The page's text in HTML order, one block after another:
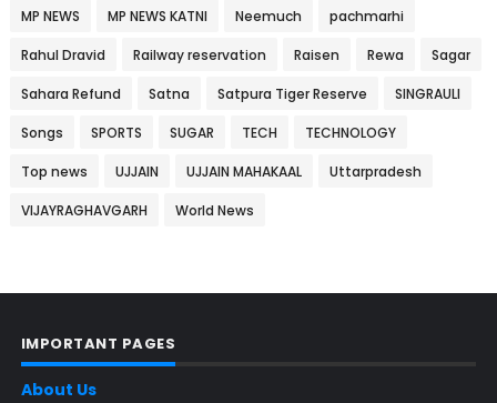
MP NEWS MP NEWS KATNI Neemuch pachmarhi
Rahul Dravid Railway reservation Raisen Rewa Sagar
Sahara Refund Satna Satpura Tiger Reserve SINGRAULI
Songs SPORTS SUGAR TECH TECHNOLOGY
Top news UJJAIN UJJAIN MAHAKAAL Uttarpradesh
VIJAYRAGHAVGARH World News
IMPORTANT PAGES
About Us